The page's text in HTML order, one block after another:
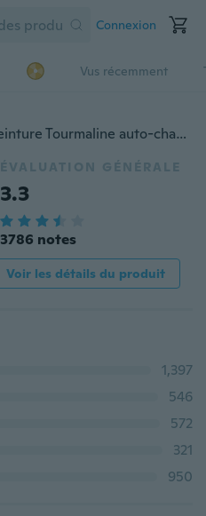
Connexion
Vus récemment
Thérapie magnétique cou ceinture Tourmaline auto-chauffant thérapie magnétique cou enveloppement ceinture attelle soulagement de la douleur vertèbre cervicale protéger
ÉVALUATION GÉNÉRALE
3.3
3786 notes
Voir les détails du produit
1,397
546
572
321
950